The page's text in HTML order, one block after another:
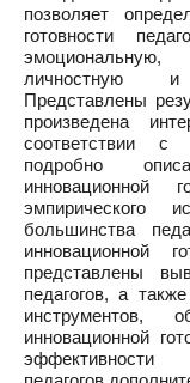
позволяет
готовности
личностную и
Представлены
произведена
соответствии с
подробно
инновационной
эмпирического
большинства
инновационной
представлены
педагогов, а
инструментов,
инновационной
эффективности